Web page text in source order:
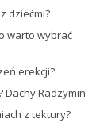
dziećmi?
warto wybrać
erekcji?
Dachy Radzymin
z tektury?